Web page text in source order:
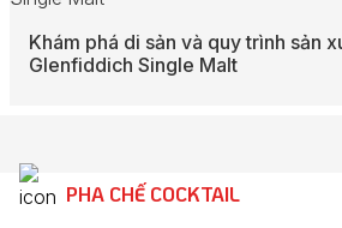
Khám phá di sản và quy trình sản
Glenfiddich Single Malt
PHA CHẾ COCKTAIL